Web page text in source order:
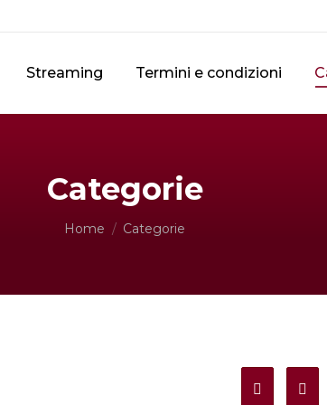
Streaming Termini e condizioni
Categorie
Tu sei qui:
Home Categorie